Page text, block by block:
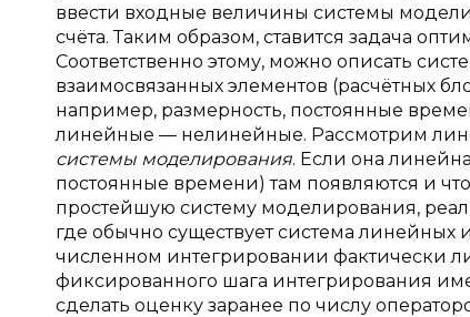
ввести входные величины системы
счёта. Таким образом, ставится задача
Соответственно этому, можно описать
взаимосвязанных элементов (расчётных
например, размерность, постоянные
линейные — нелинейные. Рассмотрим
системы моделирования. Если она
постоянные времени) там появляются и
простейшую систему моделирования,
где обычно существует система
численном интегрировании фактически
фиксированного шага интегрирования
сделать оценку заранее по числу